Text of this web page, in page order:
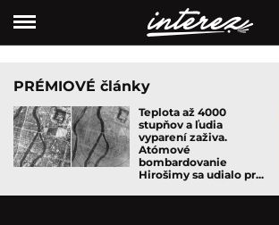
PRÉMIOVÉ články
Teplota až 4000
stupňov a ľudia
vyparení zaživa.
Atómové
bombardovanie
Hirošimy sa udialo pr...